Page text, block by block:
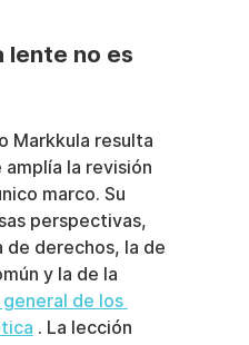
lente no es
Markkula resulta
la revisión
marco. Su
perspectivas,
derechos, la de
y la de la
de los
. La lección